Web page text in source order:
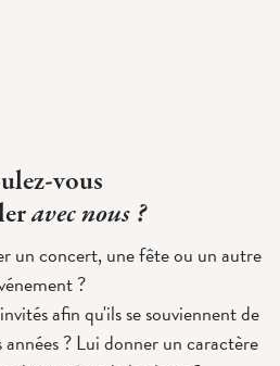
vous
avec nous ?
un concert, une fête ou un autre
?
afin qu'ils se souviennent de
? Lui donner un caractère